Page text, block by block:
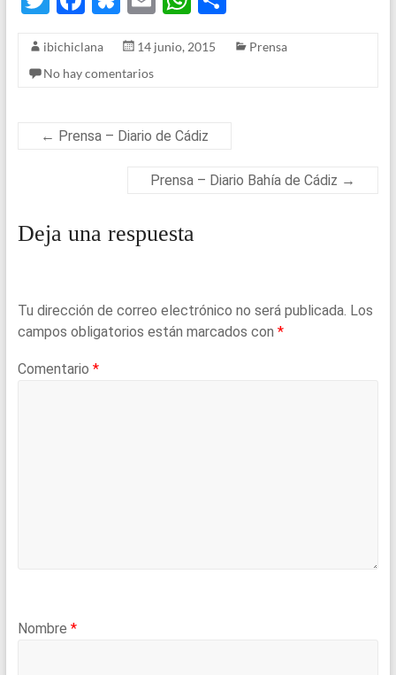
tt
er
ce
b
o
es
ky
ail at
p
p
ar
ibichiclana 14 junio, 2015
Prensa
No hay comentarios
← Prensa – Diario de Cádiz
Prensa – Diario Bahía de Cádiz →
Deja una respuesta
Tu dirección de correo electrónico no será publicada. Los
campos obligatorios están marcados con *
Comentario *
Nombre *